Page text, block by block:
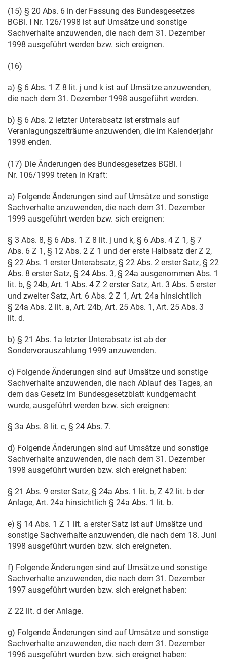
(15) § 20 Abs. 6 in der Fassung des Bundesgesetzes
BGBl. I Nr. 126/1998 ist auf Umsätze und sonstige
Sachverhalte anzuwenden, die nach dem 31. Dezember
1998 ausgeführt werden bzw. sich ereignen.
(16)
a) § 6 Abs. 1 Z 8 lit. j und k ist auf Umsätze anzuwenden,
die nach dem 31. Dezember 1998 ausgeführt werden.
b) § 6 Abs. 2 letzter Unterabsatz ist erstmals auf
Veranlagungszeiträume anzuwenden, die im Kalenderjahr
1998 enden.
(17) Die Änderungen des Bundesgesetzes BGBl. I
Nr. 106/1999 treten in Kraft:
a) Folgende Änderungen sind auf Umsätze und sonstige
Sachverhalte anzuwenden, die nach dem 31. Dezember
1999 ausgeführt werden bzw. sich ereignen:
§ 3 Abs. 8, § 6 Abs. 1 Z 8 lit. j und k, § 6 Abs. 4 Z 1, § 7
Abs. 6 Z 1, § 12 Abs. 2 Z 1 und der erste Halbsatz der Z 2,
§ 22 Abs. 1 erster Unterabsatz, § 22 Abs. 2 erster Satz, § 22
Abs. 8 erster Satz, § 24 Abs. 3, § 24a ausgenommen Abs. 1
lit. b, § 24b, Art. 1 Abs. 4 Z 2 erster Satz, Art. 3 Abs. 5 erster
und zweiter Satz, Art. 6 Abs. 2 Z 1, Art. 24a hinsichtlich
§ 24a Abs. 2 lit. a, Art. 24b, Art. 25 Abs. 1, Art. 25 Abs. 3
lit. d.
b) § 21 Abs. 1a letzter Unterabsatz ist ab der
Sondervorauszahlung 1999 anzuwenden.
c) Folgende Änderungen sind auf Umsätze und sonstige
Sachverhalte anzuwenden, die nach Ablauf des Tages, an
dem das Gesetz im Bundesgesetzblatt kundgemacht
wurde, ausgeführt werden bzw. sich ereignen:
§ 3a Abs. 8 lit. c, § 24 Abs. 7.
d) Folgende Änderungen sind auf Umsätze und sonstige
Sachverhalte anzuwenden, die nach dem 31. Dezember
1998 ausgeführt wurden bzw. sich ereignet haben:
§ 21 Abs. 9 erster Satz, § 24a Abs. 1 lit. b, Z 42 lit. b der
Anlage, Art. 24a hinsichtlich § 24a Abs. 1 lit. b.
e) § 14 Abs. 1 Z 1 lit. a erster Satz ist auf Umsätze und
sonstige Sachverhalte anzuwenden, die nach dem 18. Juni
1998 ausgeführt wurden bzw. sich ereigneten.
f) Folgende Änderungen sind auf Umsätze und sonstige
Sachverhalte anzuwenden, die nach dem 31. Dezember
1997 ausgeführt wurden bzw. sich ereignet haben:
Z 22 lit. d der Anlage.
g) Folgende Änderungen sind auf Umsätze und sonstige
Sachverhalte anzuwenden, die nach dem 31. Dezember
1996 ausgeführt wurden bzw. sich ereignet haben: